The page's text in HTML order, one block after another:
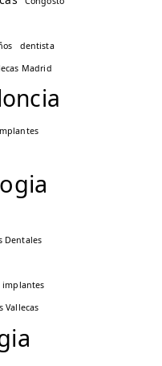
dentista
Madrid
Dentales
implantes
Vallecas